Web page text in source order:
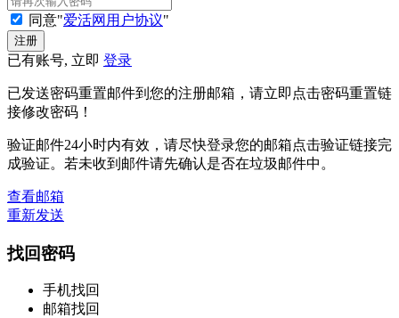
同意"爱活网用户协议"
已有账号, 立即 登录
已发送密码重置邮件到您的注册邮箱，请立即点击密码重置链
接修改密码！
验证邮件24小时内有效，请尽快登录您的邮箱点击验证链接完
成验证。若未收到邮件请先确认是否在垃圾邮件中。
查看邮箱
重新发送
找回密码
手机找回
邮箱找回